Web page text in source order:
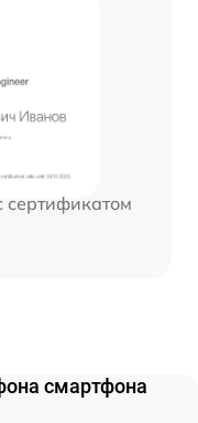
сертификатом
смартфона